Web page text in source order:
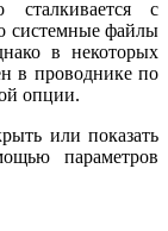
с
системные файлы
в некоторых
в проводнике по
опции.
или показать
параметров